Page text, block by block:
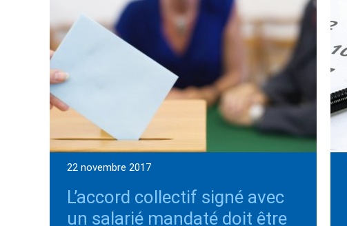
22 novembre 2017
L’accord collectif signé avec
un salarié mandaté doit être